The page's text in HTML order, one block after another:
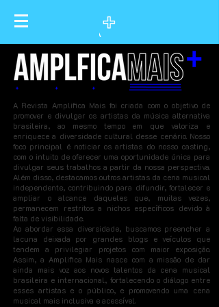
A Revista Amplifica Mais foi criada com o objetivo de
promover e divulgar os artistas da música alternativa
brasileira, ao mesmo tempo em que valoriza e
enriquece a diversidade cultural desse cenário. Nosso
foco principal é noticiar os artistas do nosso casting,
com o intuito de oferecer uma oportunidade única para
divulgar seus trabalhos a partir da nossa perspectiva.
Além disso, destacamos outros artistas da cena musical
independente, contribuindo para difundir, fortalecer e
ampliar o alcance daqueles que, muitas vezes,
permanecem restritos a nichos específicos devido à
falta de visibilidade.
Ao abordar essa diversidade, buscamos preencher a
lacuna deixada por grandes blogs e veículos que
tendem a privilegiar projetos com maior exposição.
Assim, a Amplifica Mais nasce com a missão de dar
ainda mais voz aos novos talentos da cena musical
brasileira e internacional, fortalecendo o diálogo entre
esses artistas e o público, e promovendo uma cena
musical mais inclusiva e acessível.